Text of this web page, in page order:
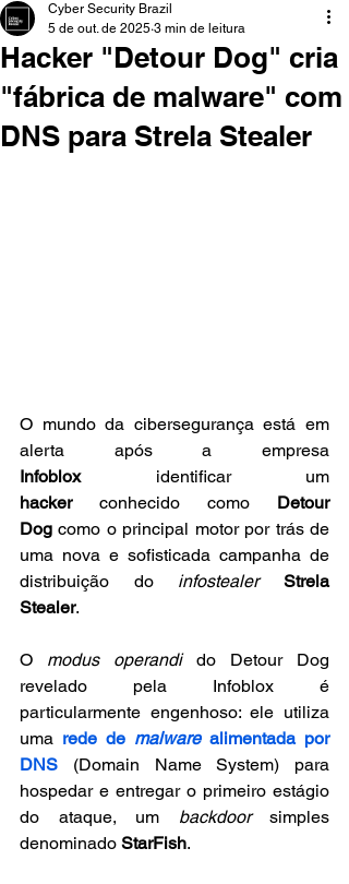
Hacker "Detour Dog" cria
"fábrica de malware" com
DNS para Strela Stealer
Cyber Security Brazil
5 de out. de 2025 3 min de leitura
O mundo da cibersegurança está em
Infoblox
hacker conhecido como Detour
Dog como o principal motor por trás de
uma nova e sofisticada campanha de
distribuição do infostealer
Strela
Stealer.
O modus operandi do Detour Dog
revelado pela Infoblox é
particularmente engenhoso: ele utiliza
uma rede de malware alimentada por
DNS (Domain Name System) para
hospedar e entregar o primeiro estágio
do ataque, um backdoor simples
denominado StarFish.